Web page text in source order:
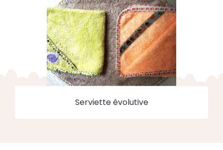
Serviette évolutive